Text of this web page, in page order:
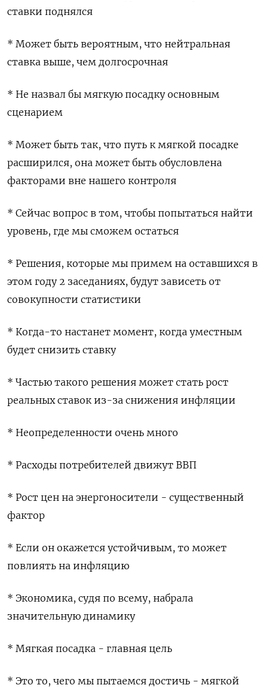
ставки поднялся
* Может быть вероятным, что нейтральная
ставка выше, чем долгосрочная
* Не назвал бы мягкую посадку основным
сценарием
* Может быть так, что путь к мягкой посадке
расширился, она может быть обусловлена
факторами вне нашего контроля
* Сейчас вопрос в том, чтобы попытаться найти
уровень, где мы сможем остаться
* Решения, которые мы примем на оставшихся в
этом году 2 заседаниях, будут зависеть от
совокупности статистики
* Когда-то настанет момент, когда уместным
будет снизить ставку
* Частью такого решения может стать рост
реальных ставок из-за снижения инфляции
* Неопределенности очень много
* Расходы потребителей движут ВВП
* Рост цен на энергоносители - существенный
фактор
* Если он окажется устойчивым, то может
повлиять на инфляцию
* Экономика, судя по всему, набрала
значительную динамику
* Мягкая посадка - главная цель
* Это то, чего мы пытаемся достичь - мягкой